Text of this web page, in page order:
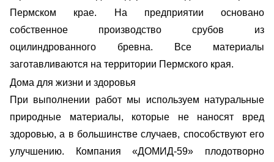
Пермском крае. На предприятии основано
собственное производство срубов из
оцилиндрованного бревна. Все материалы
заготавливаются на территории Пермского края.
Дома для жизни и здоровья
При выполнении работ мы используем натуральные
природные материалы, которые не наносят вред
здоровью, а в большинстве случаев, способствуют его
улучшению. Компания «ДОМИД-59» плодотворно